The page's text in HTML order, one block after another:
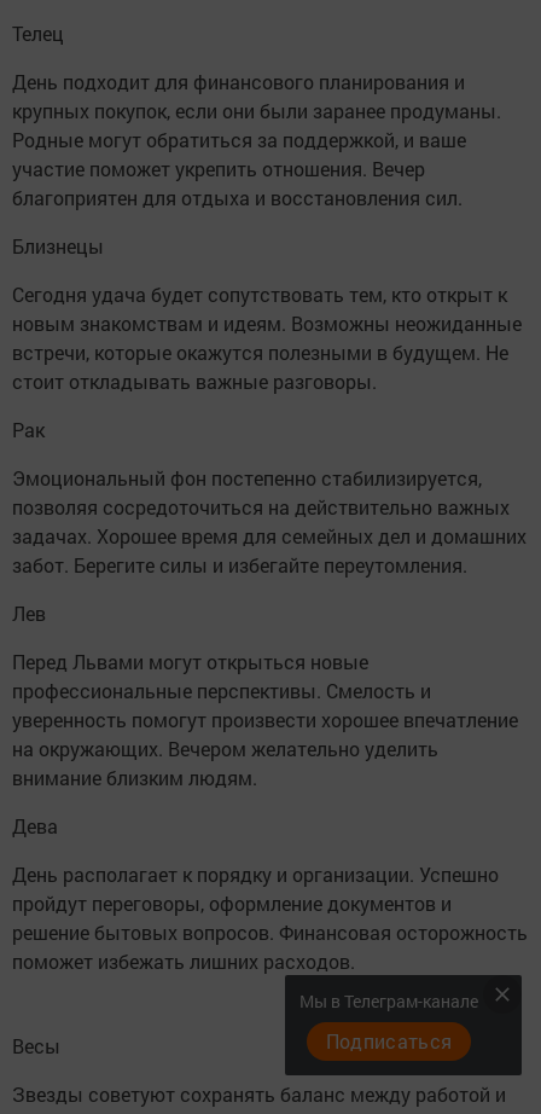
Телец
День подходит для финансового планирования и
крупных покупок, если они были заранее продуманы.
Родные могут обратиться за поддержкой, и ваше
участие поможет укрепить отношения. Вечер
благоприятен для отдыха и восстановления сил.
Близнецы
Сегодня удача будет сопутствовать тем, кто открыт к
новым знакомствам и идеям. Возможны неожиданные
встречи, которые окажутся полезными в будущем. Не
стоит откладывать важные разговоры.
Рак
Эмоциональный фон постепенно стабилизируется,
позволяя сосредоточиться на действительно важных
задачах. Хорошее время для семейных дел и домашних
забот. Берегите силы и избегайте переутомления.
Лев
Перед Львами могут открыться новые
профессиональные перспективы. Смелость и
уверенность помогут произвести хорошее впечатление
на окружающих. Вечером желательно уделить
внимание близким людям.
Дева
День располагает к порядку и организации. Успешно
пройдут переговоры, оформление документов и
решение бытовых вопросов. Финансовая осторожность
поможет избежать лишних расходов.
Весы
Звезды советуют сохранять баланс между работой и
Мы в Телеграм-канале
Подписаться